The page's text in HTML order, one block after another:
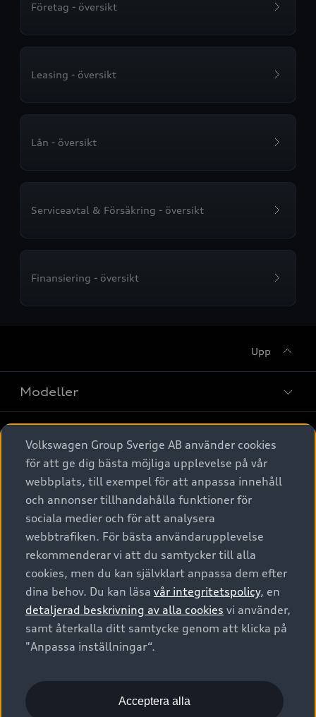
Företag - översikt
Leasing - översikt
Lån - översikt
Serviceavtal & Försäkring - översikt
Finansiering - översikt
Upp
Modeller
Elbilar
Laddhybrider
A6 modellerna
SUV
Avant
Sportback
Audi Sport
Privaterbjudanden
Privatleasing
Nya bilar i lager
Begagnade bilar i lager
Audi approved :plus - så gott som nya
Finansiering
Audi exclusive
Service & tillbehör
Originaltillbehör - köp online
Försäkring
Audi Collection – livsstilsartiklar
Tjänstebil
Tjänstebil
Business lease online
Företagsleasing
Om Audi Sverige
Kontakta oss
Boka Service online
Audi Återförsäljare/-serviceverkstad
myAudi
Pressmeddelanden
Utgivare
Juridiskt Audi AG
Juridiskt Audi Digital Giveaway
Volkswagen Group Sverige AB använder cookies
för att ge dig bästa möjliga upplevelse på vår
webbplats, till exempel för att anpassa innehåll
och annonser tillhandahålla funktioner för
sociala medier och för att analysera
webbtrafiken. För bästa användarupplevelse
rekommenderar vi att du samtycker till alla
cookies, men du kan självklart anpassa dem efter
dina behov. Du kan läsa vår integritetspolicy, en
detaljerad beskrivning av alla cookies vi använder,
samt återkalla ditt samtycke genom att klicka på
"Anpassa inställningar“.
Acceptera alla